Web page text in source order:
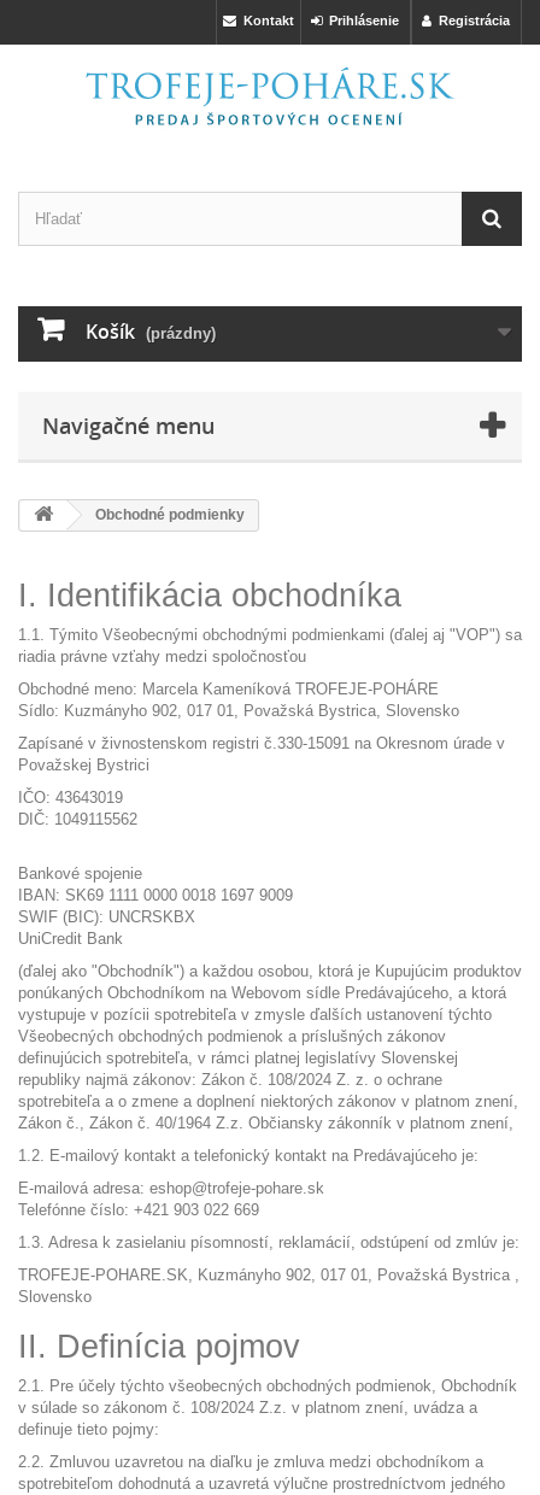
Registrácia
Prihlásenie
Kontakt
Košík (prázdny)
Navigačné menu
Obchodné podmienky
I. Identifikácia obchodníka
1.1. Týmito Všeobecnými obchodnými podmienkami (ďalej aj "VOP") sa
riadia právne vzťahy medzi spoločnosťou
Obchodné meno: Marcela Kameníková TROFEJE-POHÁRE
Sídlo: Kuzmányho 902, 017 01, Považská Bystrica, Slovensko
Zapísané v živnostenskom registri č.330-15091 na Okresnom úrade v
Považskej Bystrici
IČO: 43643019
DIČ: 1049115562
Bankové spojenie
IBAN: SK69 1111 0000 0018 1697 9009
SWIF (BIC): UNCRSKBX
UniCredit Bank
(ďalej ako "Obchodník") a každou osobou, ktorá je Kupujúcim produktov
ponúkaných Obchodníkom na Webovom sídle Predávajúceho, a ktorá
vystupuje v pozícii spotrebiteľa v zmysle ďalších ustanovení týchto
Všeobecných obchodných podmienok a príslušných zákonov
definujúcich spotrebiteľa, v rámci platnej legislatívy Slovenskej
republiky najmä zákonov: Zákon č. 108/2024 Z. z. o ochrane
spotrebiteľa a o zmene a doplnení niektorých zákonov v platnom znení,
Zákon č., Zákon č. 40/1964 Z.z. Občiansky zákonník v platnom znení,
1.2. E-mailový kontakt a telefonický kontakt na Predávajúceho je:
E-mailová adresa: eshop@trofeje-pohare.sk
Telefónne číslo: +421 903 022 669
1.3. Adresa k zasielaniu písomností, reklamácií, odstúpení od zmlúv je:
TROFEJE-POHARE.SK, Kuzmányho 902, 017 01, Považská Bystrica ,
Slovensko
II. Definícia pojmov
2.1. Pre účely týchto všeobecných obchodných podmienok, Obchodník
v súlade so zákonom č. 108/2024 Z.z. v platnom znení, uvádza a
definuje tieto pojmy:
2.2. Zmluvou uzavretou na diaľku je zmluva medzi obchodníkom a
spotrebiteľom dohodnutá a uzavretá výlučne prostredníctvom jedného